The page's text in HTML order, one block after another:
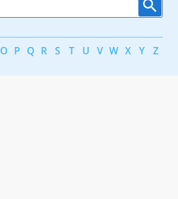
O P Q R S T U V W X Y Z